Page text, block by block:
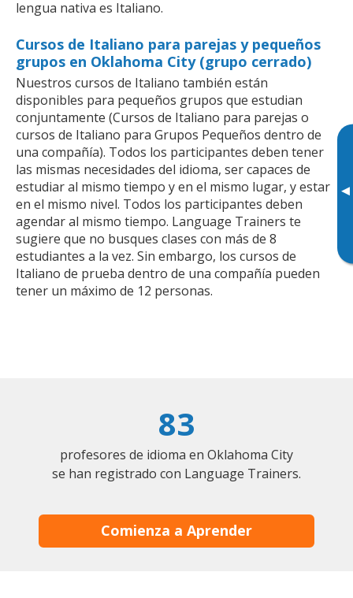
▸
lengua nativa es Italiano.
Cursos de Italiano para parejas y pequeños
grupos en Oklahoma City (grupo cerrado)
Nuestros cursos de Italiano también están
disponibles para pequeños grupos que estudian
conjuntamente (Cursos de Italiano para parejas o
cursos de Italiano para Grupos Pequeños dentro de
una compañía). Todos los participantes deben tener
las mismas necesidades del idioma, ser capaces de
estudiar al mismo tiempo y en el mismo lugar, y estar
en el mismo nivel. Todos los participantes deben
agendar al mismo tiempo. Language Trainers te
sugiere que no busques clases con más de 8
estudiantes a la vez. Sin embargo, los cursos de
Italiano de prueba dentro de una compañía pueden
tener un máximo de 12 personas.
83
profesores de idioma en Oklahoma City
se han registrado con Language Trainers.
Comienza a Aprender